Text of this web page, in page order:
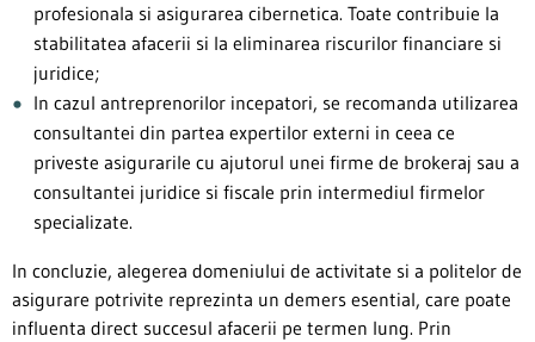
profesionala si asigurarea cibernetica. Toate contribuie la
stabilitatea afacerii si la eliminarea riscurilor financiare si
juridice;
In cazul antreprenorilor incepatori, se recomanda utilizarea
consultantei din partea expertilor externi in ceea ce
priveste asigurarile cu ajutorul unei firme de brokeraj sau a
consultantei juridice si fiscale prin intermediul firmelor
specializate.
In concluzie, alegerea domeniului de activitate si a politelor de
asigurare potrivite reprezinta un demers esential, care poate
influenta direct succesul afacerii pe termen lung. Prin